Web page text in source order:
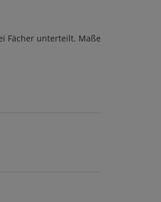
Fächer unterteilt. Maße